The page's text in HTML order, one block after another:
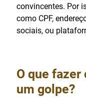
convincentes. Por
como CPF,
sociais, ou
O que
um golpe?